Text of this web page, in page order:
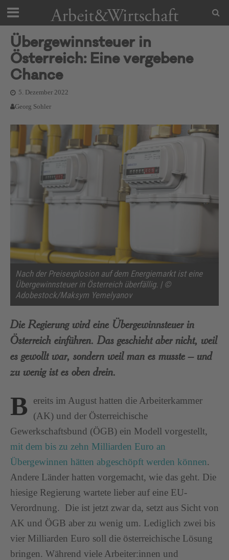
Übergewinnsteuer in
Österreich: Eine vergebene
Chance
5. Dezember 2022
Georg Sohler
Nach der Preisexplosion auf dem Energiemarkt ist eine
Übergewinnsteuer in Österreich überfällig. | ©
Adobestock/Maksym Yemelyanov
Die Regierung wird eine Übergewinnsteuer in
Österreich einführen. Das geschieht aber nicht, weil
es gewollt war, sondern weil man es musste – und
zu wenig ist es oben drein.
B
ereits im August hatten die Arbeiterkammer
(AK) und der Österreichische
Gewerkschaftsbund (ÖGB) ein Modell vorgestellt,
mit dem bis zu zehn Milliarden Euro an
Übergewinnen hätten abgeschöpft werden können.
Andere Länder hatten vorgemacht, wie das geht. Die
hiesige Regierung wartete lieber auf eine EU-
Verordnung. Die ist jetzt zwar da, setzt aus Sicht von
AK und ÖGB aber zu wenig um. Lediglich zwei bis
vier Milliarden Euro soll die österreichische Lösung
bringen. Während viele Arbeiter:innen und